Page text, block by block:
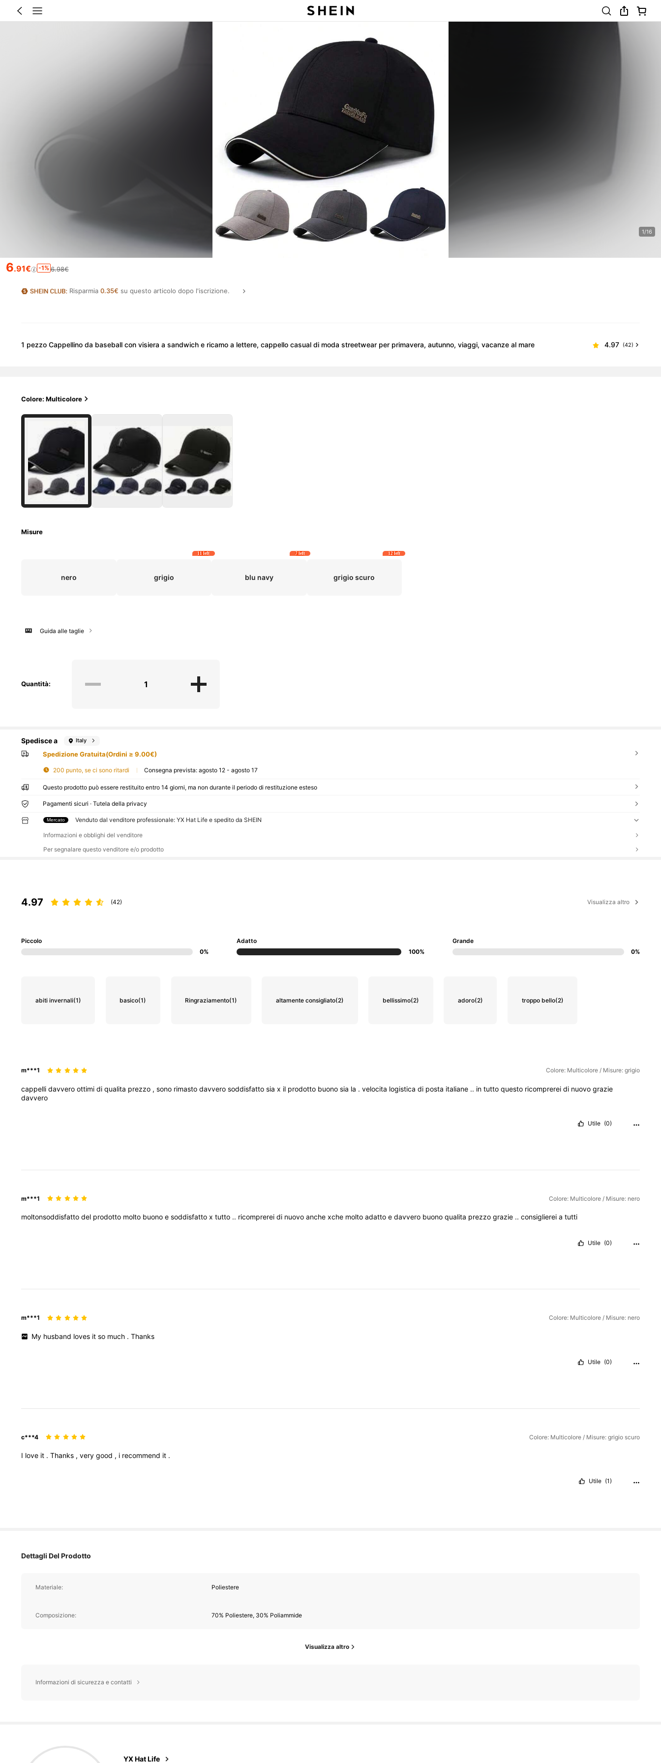
1/16
6.91€ -1% 6.98€
Risparmia 0.35€ su questo articolo dopo l'iscrizione.
1 pezzo Cappellino da baseball con visiera a sandwich e ricamo a lettere, cappello casual di moda streetwear per primavera, autunno, viaggi, vacanze al mare 4.97 (42)
Colore: Multicolore
Misure
nero grigio
11 left
blu navy
7 left
grigio scuro
12 left
Guida alle taglie
Quantità:
Spedisce a Italy
Spedizione Gratuita(Ordini ≥ 9.00€)
200 punto, se ci sono ritardi Consegna prevista:agosto 12 - agosto 17
Questo prodotto può essere restituito entro 14 giorni, ma non durante il periodo di restituzione esteso
Pagamenti sicuri · Tutela della privacy
Mercato Venduto dal venditore professionale: YX Hat Life e spedito da SHEIN
Informazioni e obblighi del venditore
Per segnalare questo venditore e/o prodotto
4.97 (42) Visualizza altro
Piccolo
0%
Adatto
100%
Grande
0%
abiti invernali(1) basico(1) Ringraziamento(1) altamente consigliato(2) bellissimo(2) adoro(2) troppo bello(2)
m***1 Colore: Multicolore / Misure: grigio
cappelli davvero ottimi di qualita prezzo , sono rimasto davvero soddisfatto sia x il prodotto buono sia la . velocita logistica di posta italiane .. in tutto questo ricomprerei di nuovo grazie
davvero
Utile (0)
m***1 Colore: Multicolore / Misure: nero
moltonsoddisfatto del prodotto molto buono e soddisfatto x tutto .. ricomprerei di nuovo anche xche molto adatto e davvero buono qualita prezzo grazie .. consiglierei a tutti
Utile (0)
m***1 Colore: Multicolore / Misure: nero
My husband loves itso much .Thanks
Utile (0)
c***4 Colore: Multicolore / Misure: grigio scuro
I love it . Thanks , very good , i recommend it .
Utile (1)
Dettagli Del Prodotto
Materiale: Poliestere
Composizione: 70% Poliestere, 30% Poliammide
Visualizza altro
Informazioni di sicurezza e contatti
YX Hat Life